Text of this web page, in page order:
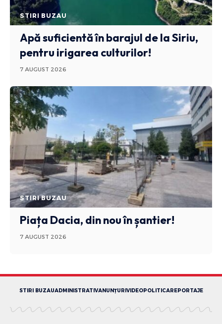
STIRI BUZAU
Apă suficientă în barajul de la Siriu,
pentru irigarea culturilor!
7 AUGUST 2026
STIRI BUZAU
Piața Dacia, din nou în șantier!
7 AUGUST 2026
STIRI BUZAUADMINISTRATIVANUNȚURIVIDEOPOLITICAREPORTAJE